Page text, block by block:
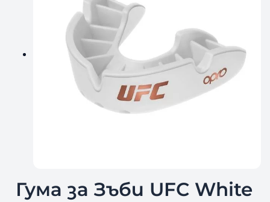
Гума за Зъби UFC White